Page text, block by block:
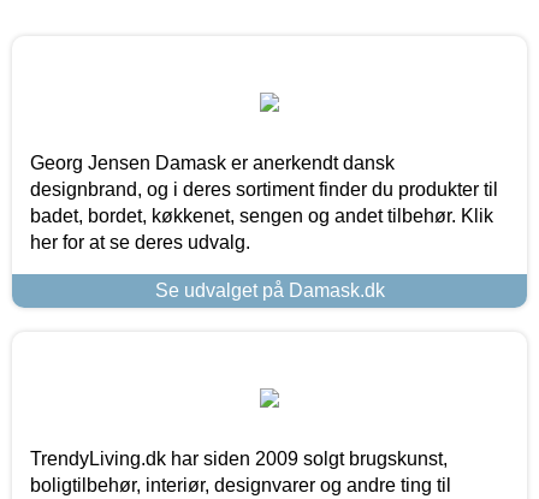
Georg Jensen Damask er anerkendt dansk
designbrand, og i deres sortiment finder du produkter til
badet, bordet, køkkenet, sengen og andet tilbehør. Klik
her for at se deres udvalg.
Se udvalget på Damask.dk
TrendyLiving.dk har siden 2009 solgt brugskunst,
boligtilbehør, interiør, designvarer og andre ting til